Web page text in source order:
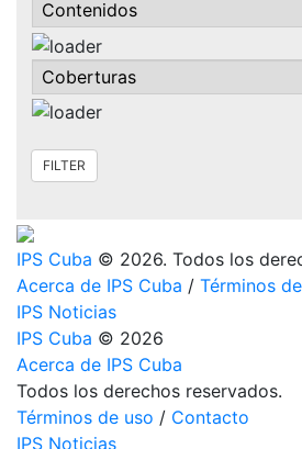
IPS Cuba © 2026. Todos los
Acerca de IPS Cuba / Términos
IPS Noticias
IPS Cuba © 2026
Acerca de IPS Cuba
Todos los derechos reservados.
Términos de uso / Contacto
IPS Noticias